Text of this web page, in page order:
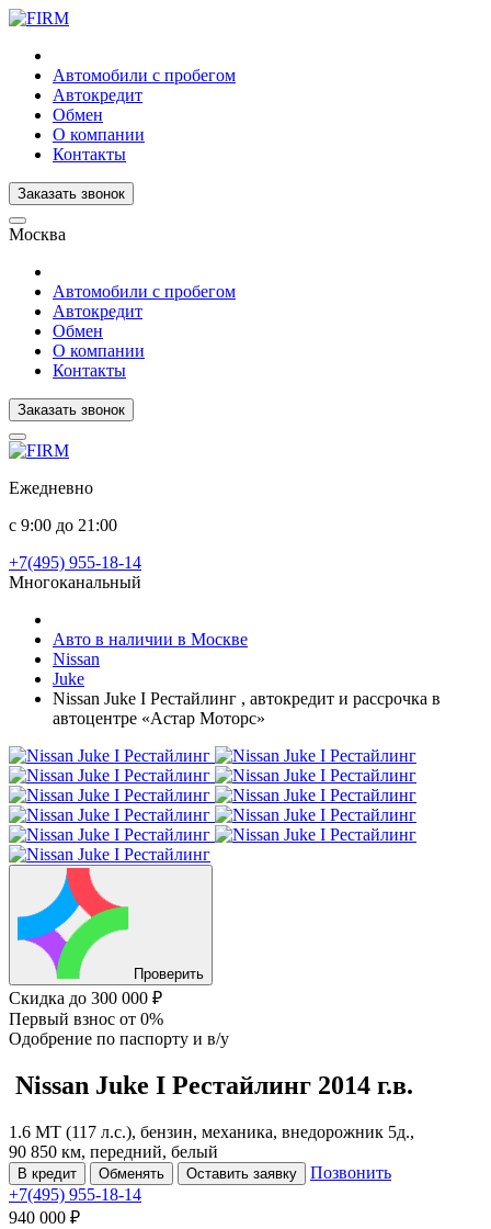
Автомобили с пробегом
Автокредит
Обмен
О компании
Контакты
Заказать звонок
Москва
Автомобили с пробегом
Автокредит
Обмен
О компании
Контакты
Заказать звонок
Ежедневно
с 9:00 до 21:00
+7(495) 955-18-14
Многоканальный
Авто в наличии в Москве
Nissan
Juke
Nissan Juke I Рестайлинг , автокредит и рассрочка в
автоцентре «Астар Моторс»
Проверить
Скидка до 300 000 ₽
Первый взнос от 0%
Одобрение по паспорту и в/у
Nissan Juke I Рестайлинг 2014 г.в.
1.6 MT (117 л.с.), бензин, механика, внедорожник 5д.,
90 850 км, передний, белый
В кредит Обменять Оставить заявку
Позвонить
+7(495) 955-18-14
940 000 ₽